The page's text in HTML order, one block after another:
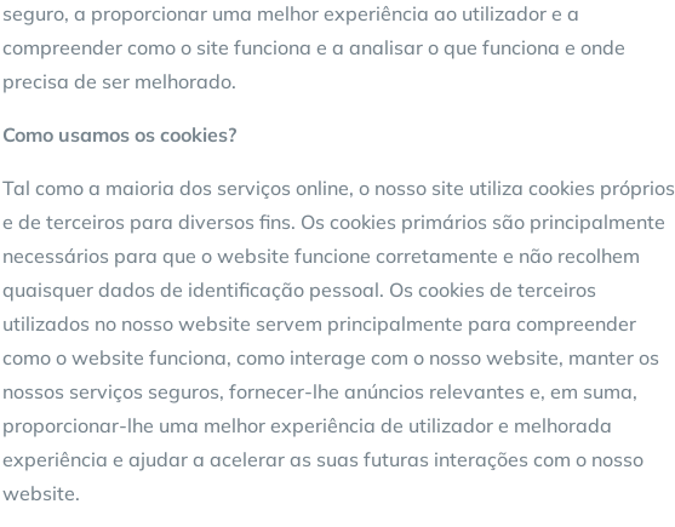
seguro, a proporcionar uma melhor experiência ao utilizador e a
compreender como o site funciona e a analisar o que funciona e onde
precisa de ser melhorado.
Como usamos os cookies?
Tal como a maioria dos serviços online, o nosso site utiliza cookies próprios
e de terceiros para diversos fins. Os cookies primários são principalmente
necessários para que o website funcione corretamente e não recolhem
quaisquer dados de identificação pessoal. Os cookies de terceiros
utilizados no nosso website servem principalmente para compreender
como o website funciona, como interage com o nosso website, manter os
nossos serviços seguros, fornecer-lhe anúncios relevantes e, em suma,
proporcionar-lhe uma melhor experiência de utilizador e melhorada
experiência e ajudar a acelerar as suas futuras interações com o nosso
website.